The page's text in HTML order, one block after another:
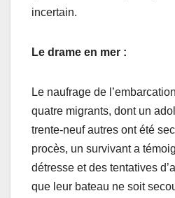
incertain.
Le drame en mer :
Le naufrage de
quatre migrants, dont un
trente-neuf autres ont été
procès, un survivant a
détresse et des tentatives
que leur bateau ne soit